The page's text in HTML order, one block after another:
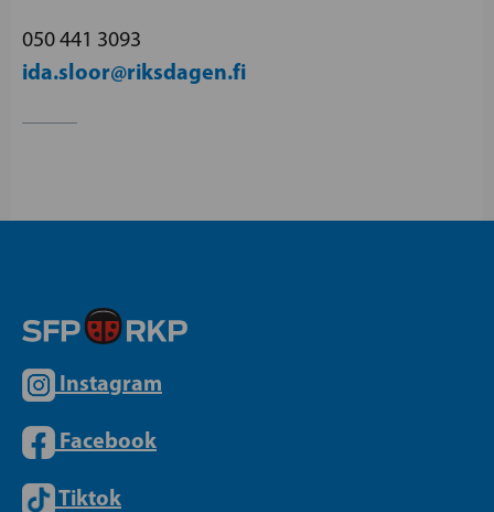
050 441 3093
ida.sloor@riksdagen.fi
Instagram
Facebook
Tiktok